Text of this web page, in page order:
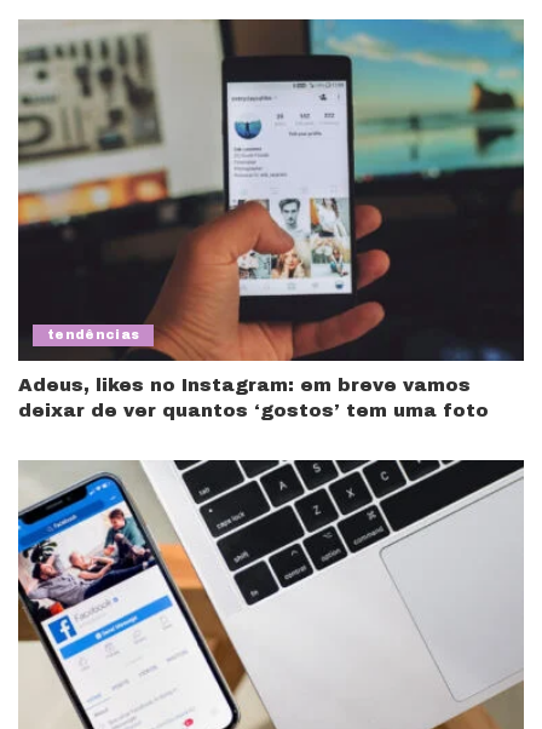
tendências
Adeus, likes no Instagram: em breve vamos
deixar de ver quantos ‘gostos’ tem uma foto